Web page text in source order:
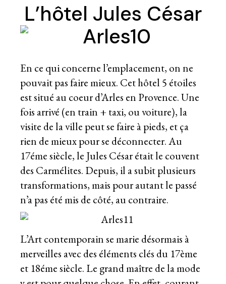
L’hôtel Jules César
En ce qui concerne l’emplacement, on ne
pouvait pas faire mieux. Cet hôtel 5 étoiles
est situé au coeur d’Arles en Provence. Une
fois arrivé (en train + taxi, ou voiture), la
visite de la ville peut se faire à pieds, et ça
rien de mieux pour se déconnecter. Au
17éme siècle, le Jules César était le couvent
des Carmélites. Depuis, il a subit plusieurs
transformations, mais pour autant le passé
n’a pas été mis de côté, au contraire.
L’Art contemporain se marie désormais à
merveilles avec des éléments clés du 17ème
et 18éme siècle. Le grand maître de la mode